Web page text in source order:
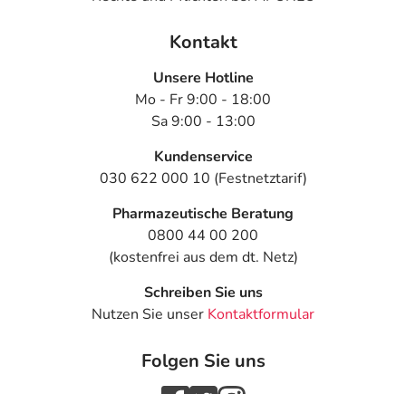
Kontakt
Unsere Hotline
Mo - Fr 9:00 - 18:00
Sa 9:00 - 13:00
Kundenservice
030 622 000 10 (Festnetztarif)
Pharmazeutische Beratung
0800 44 00 200
(kostenfrei aus dem dt. Netz)
Schreiben Sie uns
Nutzen Sie unser Kontaktformular
Folgen Sie uns